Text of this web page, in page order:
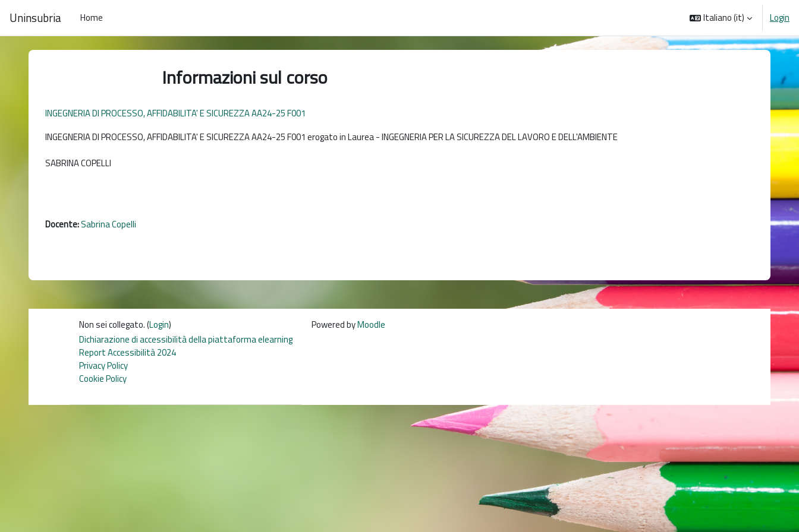
Uninsubria Home Italiano ‎(it)‎ Login
Informazioni sul corso
INGEGNERIA DI PROCESSO, AFFIDABILITA' E SICUREZZA AA24-25 F001
INGEGNERIA DI PROCESSO, AFFIDABILITA' E SICUREZZA AA24-25 F001 erogato in Laurea - INGEGNERIA PER LA SICUREZZA DEL LAVORO E DELL'AMBIENTE
SABRINA COPELLI
Docente:Sabrina Copelli
Non sei collegato. (Login)
Dichiarazione di accessibilità della piattaforma elearning
Report Accessibilità 2024
Privacy Policy
Cookie Policy
Powered byMoodle